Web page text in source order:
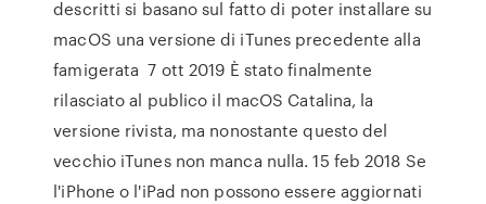
descritti si basano sul fatto di poter installare su
macOS una versione di iTunes precedente alla
famigerata 7 ott 2019 È stato finalmente
rilasciato al publico il macOS Catalina, la
versione rivista, ma nonostante questo del
vecchio iTunes non manca nulla. 15 feb 2018 Se
l'iPhone o l'iPad non possono essere aggiornati